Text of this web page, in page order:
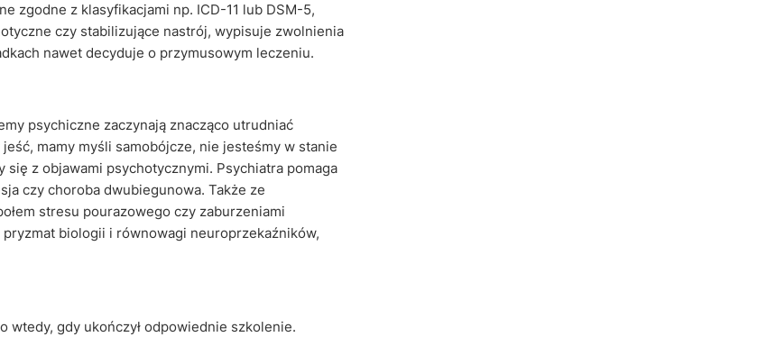
zgodne z klasyfikacjami np. ICD-11 lub DSM-5,
czy stabilizujące nastrój, wypisuje zwolnienia
nawet decyduje o przymusowym leczeniu.
psychiczne zaczynają znacząco utrudniać
mamy myśli samobójcze, nie jesteśmy w stanie
się z objawami psychotycznymi. Psychiatra pomaga
czy choroba dwubiegunowa. Także ze
stresu pourazowego czy zaburzeniami
biologii i równowagi neuroprzekaźników,
gdy ukończył odpowiednie szkolenie.